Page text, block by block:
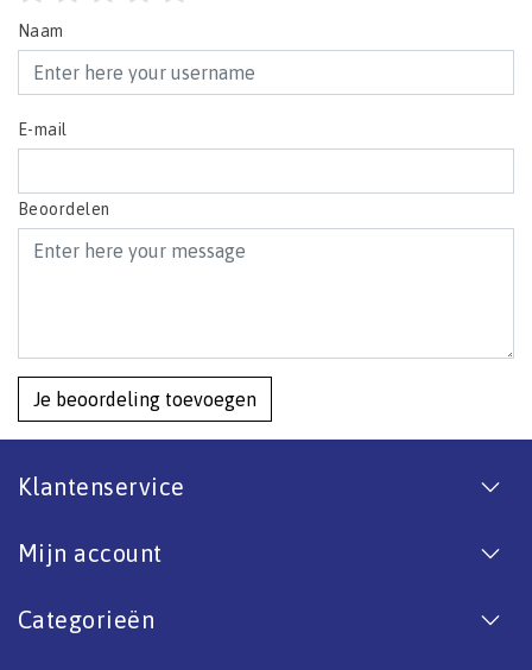
Naam
E-mail
Beoordelen
Je beoordeling toevoegen
Klantenservice
Mijn account
Categorieën